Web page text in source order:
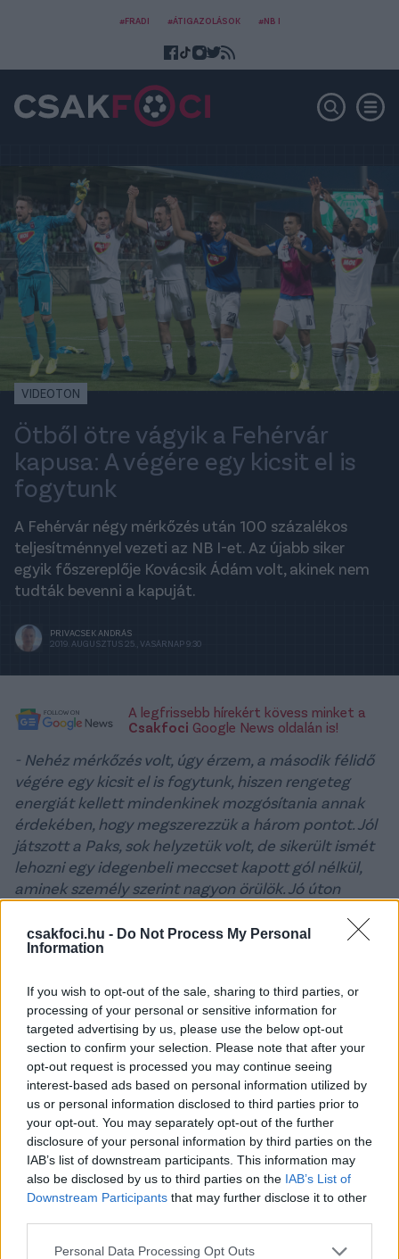
csakfoci.hu - Do Not Process My Personal
Information
If you wish to opt-out of the sale, sharing to third parties, or
processing of your personal or sensitive information for
targeted advertising by us, please use the below opt-out
section to confirm your selection. Please note that after your
opt-out request is processed you may continue seeing
interest-based ads based on personal information utilized by
us or personal information disclosed to third parties prior to
your opt-out. You may separately opt-out of the further
disclosure of your personal information by third parties on the
IAB’s list of downstream participants. This information may
also be disclosed by us to third parties on the IAB’s List of
Downstream Participants that may further disclose it to other
Please note that this website/app uses one or more Google
Personal Data Processing Opt Outs
#FRADI #ÁTIGAZOLÁSOK #NB I
VIDEOTON
Ötből ötre vágyik a Fehérvár
kapusa: A végére egy kicsit el is
fogytunk
A Fehérvár négy mérkőzés után 100 százalékos
teljesítménnyel vezeti az NB I-et. Az újabb siker
egyik főszereplője Kovácsik Ádám volt, akinek nem
tudták bevenni a kapuját.
PRIVACSEK ANDRÁS
2019. AUGUSZTUS 25., VASÁRNAP 9:30
A legfrissebb hírekért kövess minket a
Csakfoci Google News oldalán is!
- Nehéz mérkőzés volt, úgy érzem, a második félidő
végére egy kicsit el is fogytunk, hiszen rengeteg
energiát kellett mindenkinek mozgósítania annak
érdekében, hogy megszerezzük a három pontot. Jól
játszott a Paks, sok helyzetük volt, de sikerült ismét
lehozni egy idegenbeli meccset kapott gól nélkül,
aminek személy szerint nagyon örülök. Jó úton
eddig két olyan csapat otthonában is sikerült
nyernünk, ahol szerintem nem sok babér fog
hozzá tudtam tenni a csapat győzelméhez, volt
több védésem is. A legnehezebb szituáció talán
Böde fejese volt, hiszen a paksi támadó közelről,
nagy erővel fejelt a léc alá, nem volt sok időm a
hárításra, szerencsére sikerült. Most kiélvezzük a
győzelem édes ízét, de hétfőtől már a Kisvárda
elleni bajnokira fogunk gőzerővel készülni, jó lenne
15 ponttal elmenni a válogatott szünetre-
nyilatkozta amolfehervarfc.hu -nakKovácsik
Ádám.
Olvastad már?